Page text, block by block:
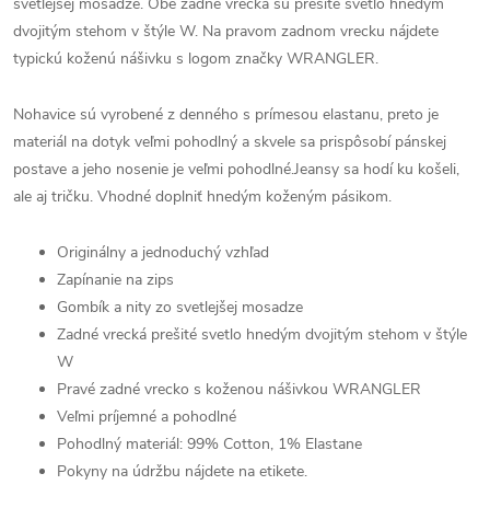
dvojitým stehom v štýle W. Na pravom zadnom vrecku nájdete
typickú koženú nášivku s logom značky WRANGLER.
Nohavice sú vyrobené z denného s prímesou elastanu, preto je
materiál na dotyk veľmi pohodlný a skvele sa prispôsobí pánskej
postave a jeho nosenie je veľmi pohodlné.Jeansy sa hodí ku košeli,
ale aj tričku. Vhodné doplniť hnedým koženým pásikom.
Originálny a jednoduchý vzhľad
Zapínanie na zips
Gombík a nity zo svetlejšej mosadze
Zadné vrecká prešité svetlo hnedým dvojitým stehom v štýle
W
Pravé zadné vrecko s koženou nášivkou WRANGLER
Veľmi príjemné a pohodlné
Pohodlný materiál: 99% Cotton, 1% Elastane
Pokyny na údržbu nájdete na etikete.